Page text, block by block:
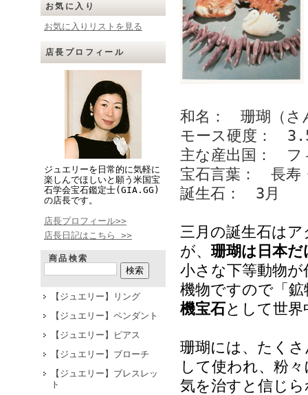
お気に入り
お気に入りリストを見る
店長プロフィール
ジュエリーを日常的に気軽に
楽しんでほしいと願う米国宝
石学会宝石鑑定士(GIA.GG)
の店長です。
店長プロフィール>>
店長日記はこちら >>
商品検索
【ジュエリー】リング
【ジュエリー】ペンダント
【ジュエリー】ピアス
【ジュエリー】ブローチ
【ジュエリー】ブレスレッ
ト
和名： 珊瑚（さ
モース硬度：
主な産出国： フ
宝石言葉： 長寿
誕生石： 3 月
三月の誕生石は
が、 珊瑚は日本だ
小さな下等動物
機物ですので「
機宝石として世
珊瑚には、たく
して使われ、粉
気を治すと信じ